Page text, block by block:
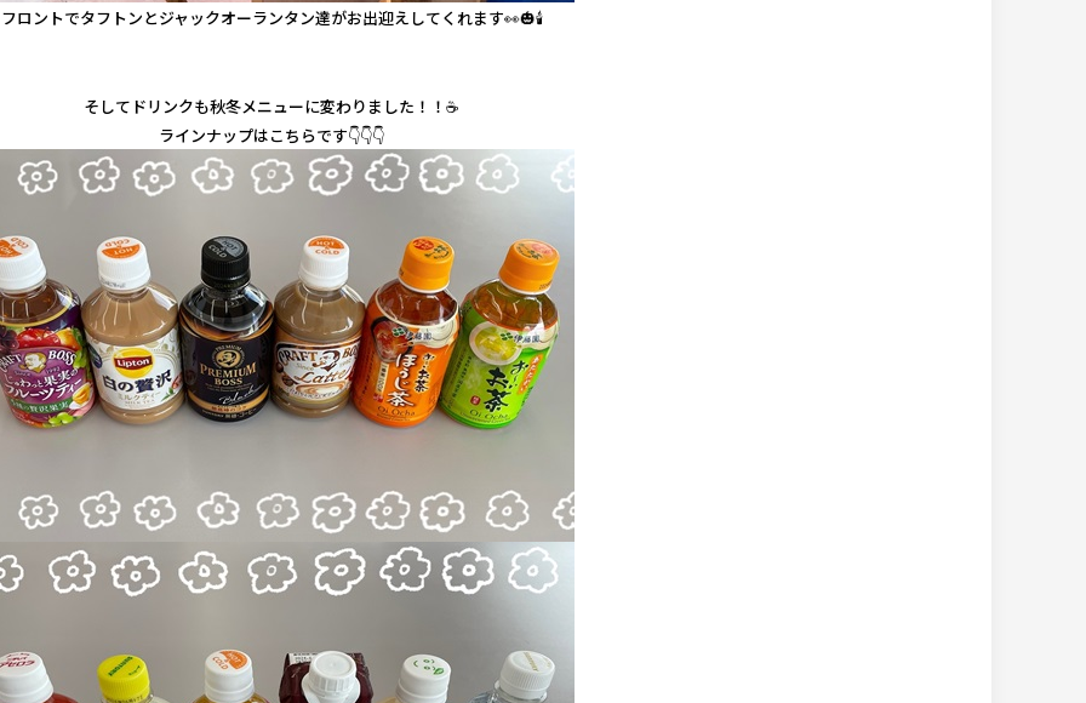
フロントでタフトンとジャックオーランタン達がお出迎えしてくれます👀🎃🕯
そしてドリンクも秋冬メニューに変わりました！！☕
ラインナップはこちらです👇👇👇